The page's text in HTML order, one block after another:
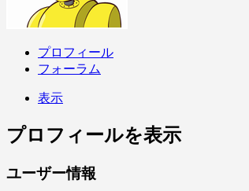
プロフィール
フォーラム
表示
プロフィールを表示
ユーザー情報